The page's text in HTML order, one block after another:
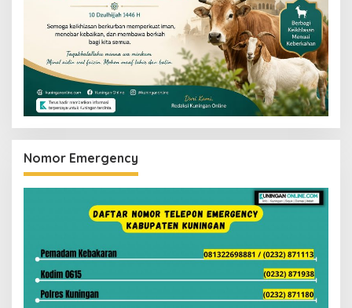
Nomor Emergency